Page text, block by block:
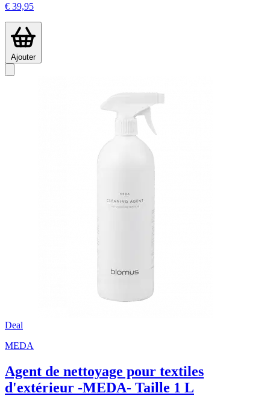
€ 39,95
Ajouter
Deal
MEDA
Agent de nettoyage pour textiles
d'extérieur -MEDA- Taille 1 L